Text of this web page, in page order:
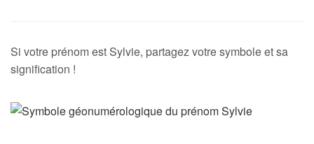
Si votre prénom est Sylvie, partagez votre symbole et sa
signification !